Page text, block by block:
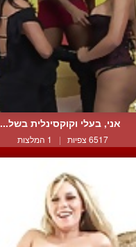
אני, בעלי וקוקסינלית בשל...
6517 צפיות | 1 המלצות